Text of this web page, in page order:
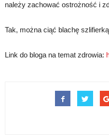
należy zachować ostrożność i
Tak, można ciąć blachę
Link do bloga na temat zdrowia: